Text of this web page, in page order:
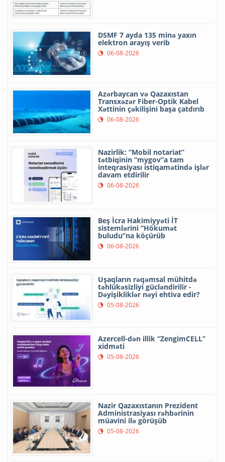
DSMF 7 ayda 135 minə yaxın
elektron arayış verib
06-08-2026
Azərbaycan və Qazaxıstan
Transxəzər Fiber-Optik Kabel
Xəttinin çəkilişini başa çatdırıb
06-08-2026
Nazirlik: “Mobil notariat”
tətbiqinin “mygov”a tam
inteqrasiyası istiqamətində işlər
davam etdirilir
06-08-2026
Beş İcra Hakimiyyəti İT
sistemlərini “Hökumət
buludu”na köçürüb
06-08-2026
Uşaqların rəqəmsal mühitdə
təhlükəsizliyi gücləndirilir -
Dəyişikliklər nəyi ehtiva edir?
05-08-2026
Azercell-dən illik “ZengimCELL”
xidməti
05-08-2026
Nazir Qazaxıstanın Prezident
Administrasiyası rəhbərinin
müavini ilə görüşüb
05-08-2026